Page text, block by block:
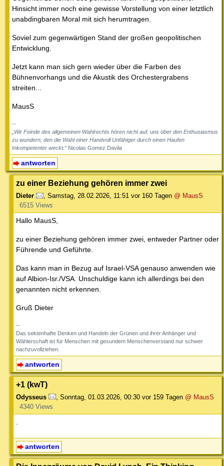
Hinsicht immer noch eine gewisse Vorstellung von einer letztlich
unabdingbaren Moral mit sich herumtragen.
Soviel zum gegenwärtigen Stand der großen geopolitischen
Entwicklung.
Jetzt kann man sich gern wieder über die Farben des
Bühnenvorhangs und die Akustik des Orchestergrabens
streiten...
MausS
--
„Wir Feinde des allgemeinen Wahlrechts hören nicht auf, uns über den Enthusiasmus
zu wundern, den die Wahl einer Handvoll Unfähiger durch einen Haufen
Inkompetenter weckt.“ Nicolas Gomez Davila
antworten
zu einer Beziehung gehören immer zwei
Dieter , Samstag, 28.02.2026, 11:51 vor 160 Tagen @ MausS
6515 Views
Hallo MausS,
zu einer Beziehung gehören immer zwei, entweder Partner oder
Führende und Geführte.
Das kann man in Bezug auf Israel-VSA genauso anwenden wie
auf Albion-Isr./VSA. Unschuldige kann ich allerdings bei den
genannten nicht erkennen.
Gruß Dieter
--
Das sektenhafte Denken und Handeln der Grünen und ihrer Anhänger und
Wählerschaft ist für Menschen mit gesundem Menschenverstand nur schwer
nachzuvollziehen.
antworten
+1 (kwT)
Odysseus Sonntag, 01.03.2026, 00:30 vor 159 Tagen @ MausS
4340 Views
antworten